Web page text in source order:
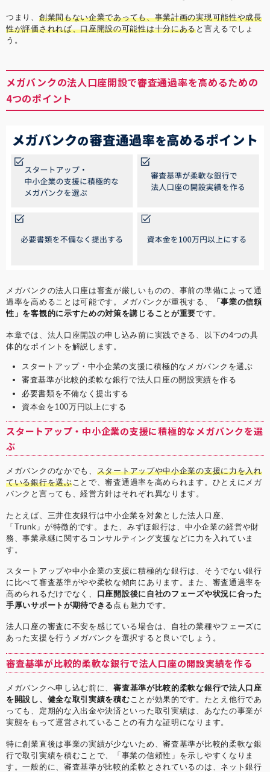
つまり、 創業間もない企業であっても、事業計画の実現可能性や成長
性が評価されれば、口座開設の可能性は十分にあると言えるでしょ
う。
メガバンクの法人口座開設で審査通過率を高めるための
4つのポイント
メガバンクの法人口座は審査が厳しいものの、事前の準備によって通
過率を高めることは可能です。メガバンクが重視する、
「事業の信頼
性」を客観的に示すための対策を講じることが重要です。
本章では、法人口座開設の申し込み前に実践できる、以下の4つの具
体的なポイントを解説します。
スタートアップ・中小企業の支援に積極的なメガバンクを選ぶ
審査基準が比較的柔軟な銀行で法人口座の開設実績を作る
必要書類を不備なく提出する
資本金を100万円以上にする
スタートアップ・中小企業の支援に積極的なメガバンクを選
ぶ
メガバンクのなかでも、 スタートアップや中小企業の支援に力を入れ
ている銀行を選ぶことで、審査通過率を高められます。ひとえにメガ
バンクと言っても、経営方針はそれぞれ異なります。
たとえば、三井住友銀行は中小企業を対象とした法人口座、
「Trunk」が特徴的です。また、みずほ銀行は、中小企業の経営や財
務、事業承継に関するコンサルティング支援などに力を入れていま
す。
スタートアップや中小企業の支援に積極的な銀行は、そうでない銀行
に比べて審査基準がやや柔軟な傾向にあります。また、審査通過率を
高められるだけでなく、 口座開設後に自社のフェーズや状況に合った
手厚いサポートが期待できる 点も魅力です。
法人口座の審査に不安を感じている場合は、自社の業種やフェーズに
あった支援を行うメガバンクを選択すると良いでしょう。
審査基準が比較的柔軟な銀行で法人口座の開設実績を作る
メガバンクへ申し込む前に、審査基準が比較的柔軟な銀行で法人口座
を開設し、健全な取引実績を積むことが効果的です。たとえ他行であ
っても、定期的な入出金や決済といった取引実績は、あなたの事業が
実態をもって運営されていることの有力な証明になります。
特に創業直後は事業の実績が少ないため、審査基準が比較的柔軟な銀
行で取引実績を積むことで、「事業の信頼性」を示しやすくなりま
す。一般的に、審査基準が比較的柔軟とされているのは、ネット銀行